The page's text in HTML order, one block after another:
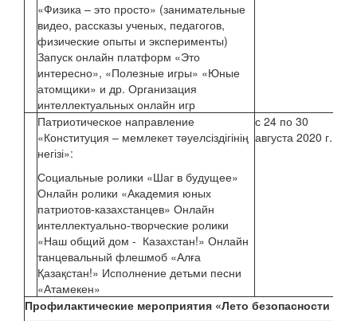
«Физика – это просто» (занимательные
видео, рассказы ученых, педагогов,
физические опыты и эксперименты)
Запуск онлайн платформ «Это
интересно», «Полезные игры» «Юные
атомщики» и др. Организация
интеллектуальных онлайн игр
Патриотическое направление
«Конституция – мемлекет тәуелсіздігінің
негізі»:
Социальные ролики «Шаг в будущее»
Онлайн ролики «Академия юных
патриотов-казахстанцев» Онлайн
интеллектуально-творческие ролики
«Наш общий дом - Казахстан!» Онлайн
танцевальный флешмоб «Алға
Қазақстан!» Исполнение детьми песни
«Атамекен»
с 24 по 30
августа 2020 г.
Профилактические мероприятия «Лето безопасности -